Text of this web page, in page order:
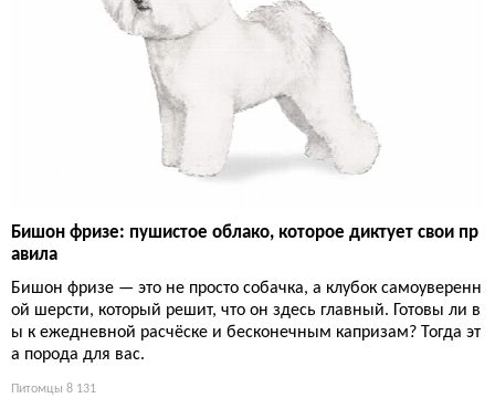
Бишон фризе: пушистое облако, которое диктует свои пр
авила
Бишон фризе — это не просто собачка, а клубок самоуверенн
ой шерсти, который решит, что он здесь главный. Готовы ли в
ы к ежедневной расчёске и бесконечным капризам? Тогда эт
а порода для вас.
Питомцы 8 131